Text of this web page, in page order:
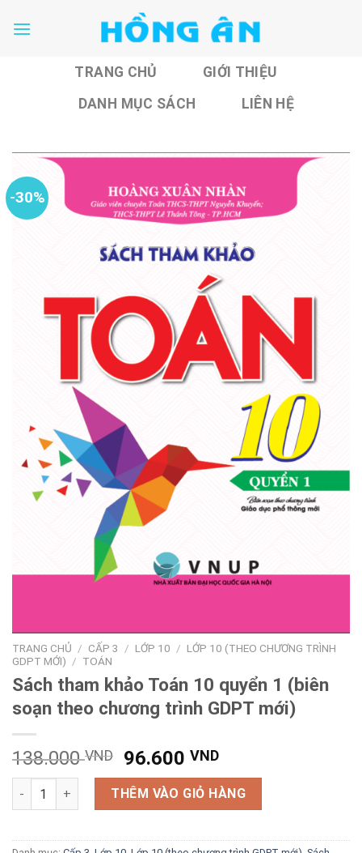
TRANG CHỦ
GIỚI THIỆU
DANH MỤC SÁCH
LIÊN HỆ
-30%
TRANG CHỦ / CẤP 3 / LỚP 10 / LỚP 10 (THEO CHƯƠNG TRÌNH
GDPT MỚI) / TOÁN
Sách tham khảo Toán 10 quyển 1 (biên
soạn theo chương trình GDPT mới)
138.000VND
Giá
gốc
là:
138.000 VND.
96.600VNDGiá
hiện
tại
là:
96.600 VND.
Sách tham khảo Toán 10 quyển 1 (biên soạn theo chương
THÊM VÀO GIỎ HÀNG